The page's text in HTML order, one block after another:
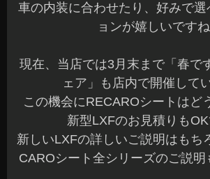
車の内装に合わせたり、好みで
ョンが嬉しいです
現在、当店では3月末まで「春で
ェア」も店内で開催して
この機会にRECAROシートはど
新型LXFのお見積りもOK
新しいLXFの詳しいご説明はもち
CAROシート全シリーズのご説明